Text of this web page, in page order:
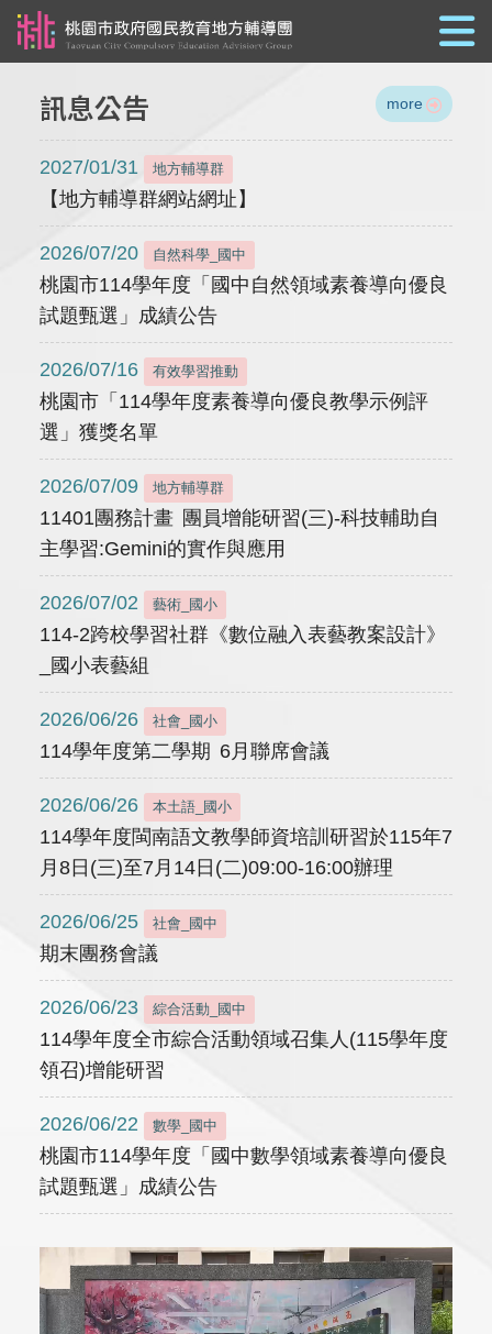
訊息公告 more
2027/01/31 地方輔導群
【地方輔導群網站網址】
2026/07/20 自然科學_國中
桃園市114學年度「國中自然領域素養導向優良
試題甄選」成績公告
2026/07/16 有效學習推動
桃園市「114學年度素養導向優良教學示例評
選」獲獎名單
2026/07/09 地方輔導群
11401團務計畫 團員增能研習(三)-科技輔助自
主學習:Gemini的實作與應用
2026/07/02 藝術_國小
114-2跨校學習社群《數位融入表藝教案設計》
_國小表藝組
2026/06/26 社會_國小
114學年度第二學期 6月聯席會議
2026/06/26 本土語_國小
114學年度閩南語文教學師資培訓研習於115年7
月8日(三)至7月14日(二)09:00-16:00辦理
2026/06/25 社會_國中
期末團務會議
2026/06/23 綜合活動_國中
114學年度全市綜合活動領域召集人(115學年度
領召)增能研習
2026/06/22 數學_國中
桃園市114學年度「國中數學領域素養導向優良
試題甄選」成績公告